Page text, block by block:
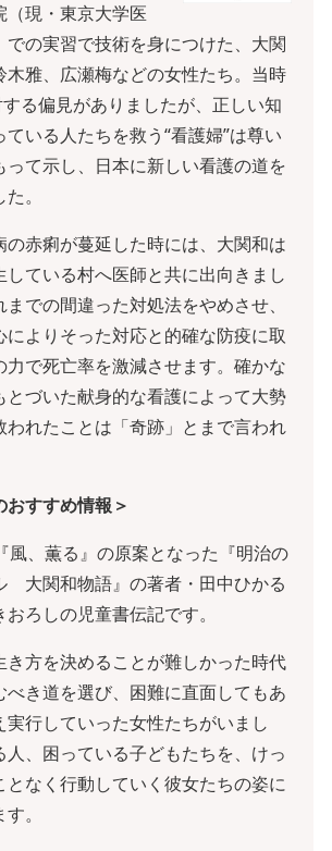
（現・東京大学医
での実習で技術を身につけた、大関
木雅、広瀬梅などの女性たち。当時
する偏見がありましたが、正しい知
いる人たちを救う“看護婦”は尊い
って示し、日本に新しい看護の道を
。
の赤痢が蔓延した時には、大関和は
している村へ医師と共に出向きまし
での間違った対処法をやめさせ、
によりそった対応と的確な防疫に取
力で死亡率を激減させます。確かな
とづいた献身的な看護によって大勢
われたことは「奇跡」とまで言われ
おすすめ情報＞
風、薫る』の原案となった『明治の
大関和物語』の著者・田中ひかる
ろしの児童書伝記です。
き方を決めることが難しかった時代
べき道を選び、困難に直面してもあ
実行していった女性たちがいまし
人、困っている子どもたちを、けっ
となく行動していく彼女たちの姿に
。